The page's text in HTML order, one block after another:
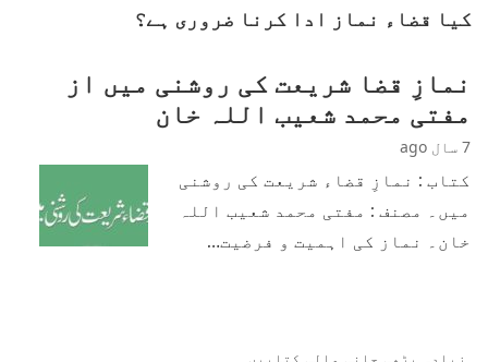
کیا قضاء نماز ادا کرنا ضروری ہے؟
نمازِ قضا شریعت کی روشنی میں از
مفتی محمد شعیب اللہ خان
7 سال ago
کتاب : نمازِ قضاء شریعت کی روشنی
میں۔ مصنف : مفتی محمد شعیب اللہ
خان۔ نماز کی اہمیت و فرضیت…
زیادہ پڑھی جانی والی کتابیں